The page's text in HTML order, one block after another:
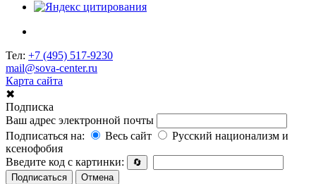
Тел: +7 (495) 517-9230
mail@sova-center.ru
Карта сайта
✖
Подписка
Ваш адрес электронной почты
Подписаться на:
Весь сайт
Русский национализм и
ксенофобия
Введите код с картинки:
🔄
Подписаться
Отмена